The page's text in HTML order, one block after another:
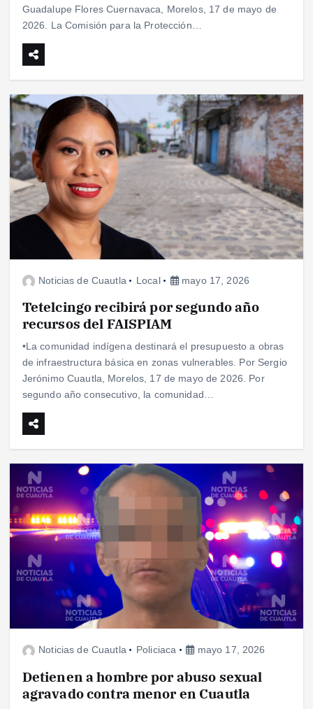
Guadalupe Flores Cuernavaca, Morelos, 17 de mayo de
2026. La Comisión para la Protección…
Noticias de Cuautla Local mayo 17, 2026
Tetelcingo recibirá por segundo año
recursos del FAISPIAM
•La comunidad indígena destinará el presupuesto a obras
de infraestructura básica en zonas vulnerables. Por Sergio
Jerónimo Cuautla, Morelos, 17 de mayo de 2026. Por
segundo año consecutivo, la comunidad…
Noticias de Cuautla Policiaca mayo 17, 2026
Detienen a hombre por abuso sexual
agravado contra menor en Cuautla